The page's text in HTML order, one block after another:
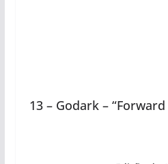
13 – Godark –